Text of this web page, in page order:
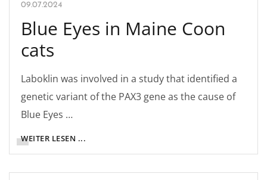
09.07.2024
Blue Eyes in Maine Coon
cats
Laboklin was involved in a study that identified a
genetic variant of the PAX3 gene as the cause of
Blue Eyes …
WEITER LESEN ...